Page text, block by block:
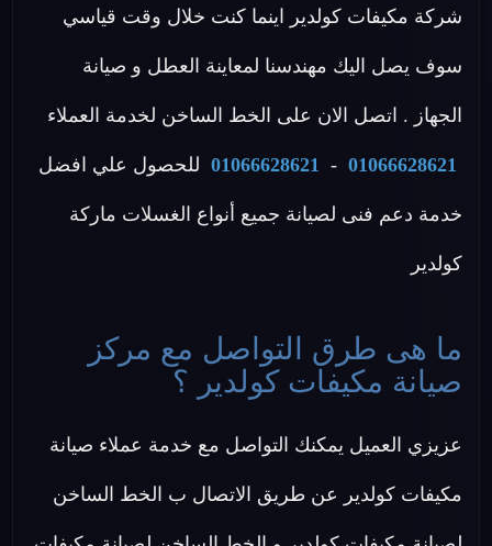
شركة مكيفات كولدير اينما كنت خلال وقت قياسي
سوف يصل اليك مهندسنا لمعاينة العطل و صيانة
الجهاز . اتصل الان على الخط الساخن لخدمة العملاء
01066628621
-
01066628621 للحصول علي افضل
خدمة دعم فنى لصيانة جميع أنواع الغسلات ماركة
كولدير
ما هى طرق التواصل مع مركز
صيانة مكيفات كولدير ؟
عزيزي العميل يمكنك التواصل مع خدمة عملاء صيانة
مكيفات كولدير عن طريق الاتصال ب الخط الساخن